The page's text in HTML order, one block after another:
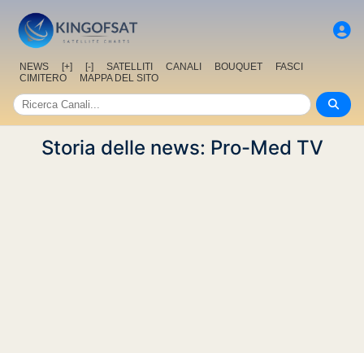
NEWS [+] [-] SATELLITI CANALI BOUQUET
FASCI
CIMITERO
MAPPA DEL SITO
Storia delle news: Pro-Med TV